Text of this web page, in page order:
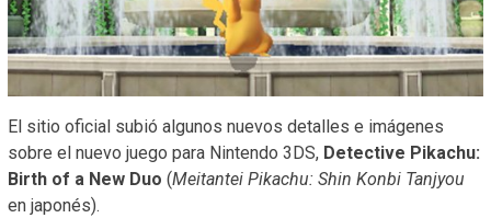
El sitio oficial subió algunos nuevos detalles e imágenes
sobre el nuevo juego para Nintendo 3DS, Detective Pikachu:
Birth of a New Duo (Meitantei Pikachu: Shin Konbi Tanjyou
en japonés).